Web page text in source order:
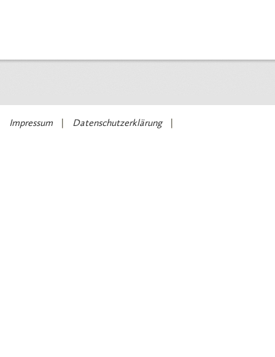
Impressum Datenschutzerklärung